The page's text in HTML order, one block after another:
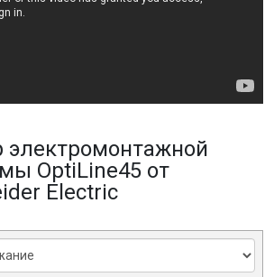
электромонтажной
OptiLine45 от
Electric